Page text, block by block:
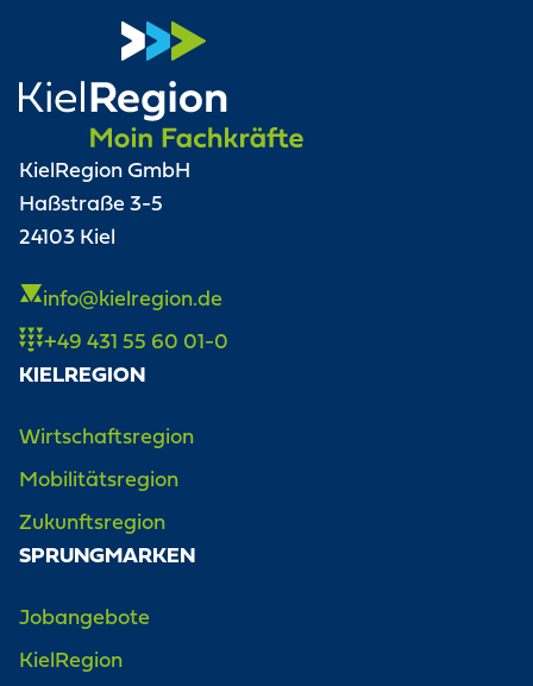
KielRegion GmbH
Haßstraße 3-5
24103 Kiel
info@kielregion.de
+49 431 55 60 01-0
KIELREGION
Wirtschaftsregion
Mobilitätsregion
Zukunftsregion
SPRUNGMARKEN
Jobangebote
KielRegion